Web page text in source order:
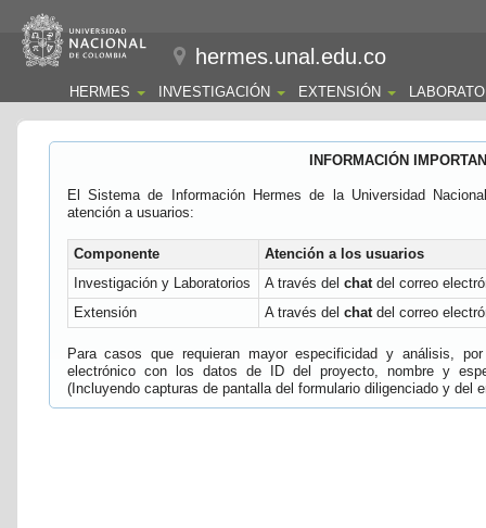
hermes.unal.edu.co
HERMES INVESTIGACIÓN EXTENSIÓN
INFORMACIÓN
El Sistema de Información Hermes de la Universidad
atención a usuarios:
Componente
Atención a los usuarios
Investigación y Laboratorios
A través del chatdel correo
Extensión
A través del chatdel correo
Para casos que requieran mayor especificidad y análisis,
electrónico con los datos de ID del proyecto, nombre y
(Incluyendo capturas de pantalla del formulario diligenciado y del